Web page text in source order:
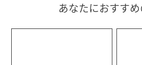
あなたにおすす